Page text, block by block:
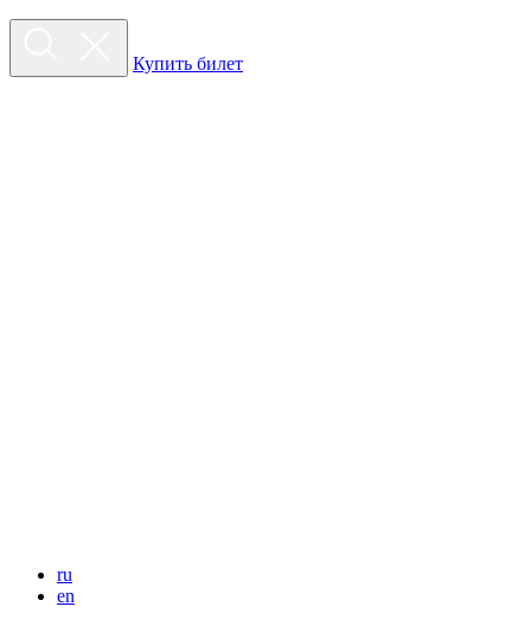
Купить билет
ru
en